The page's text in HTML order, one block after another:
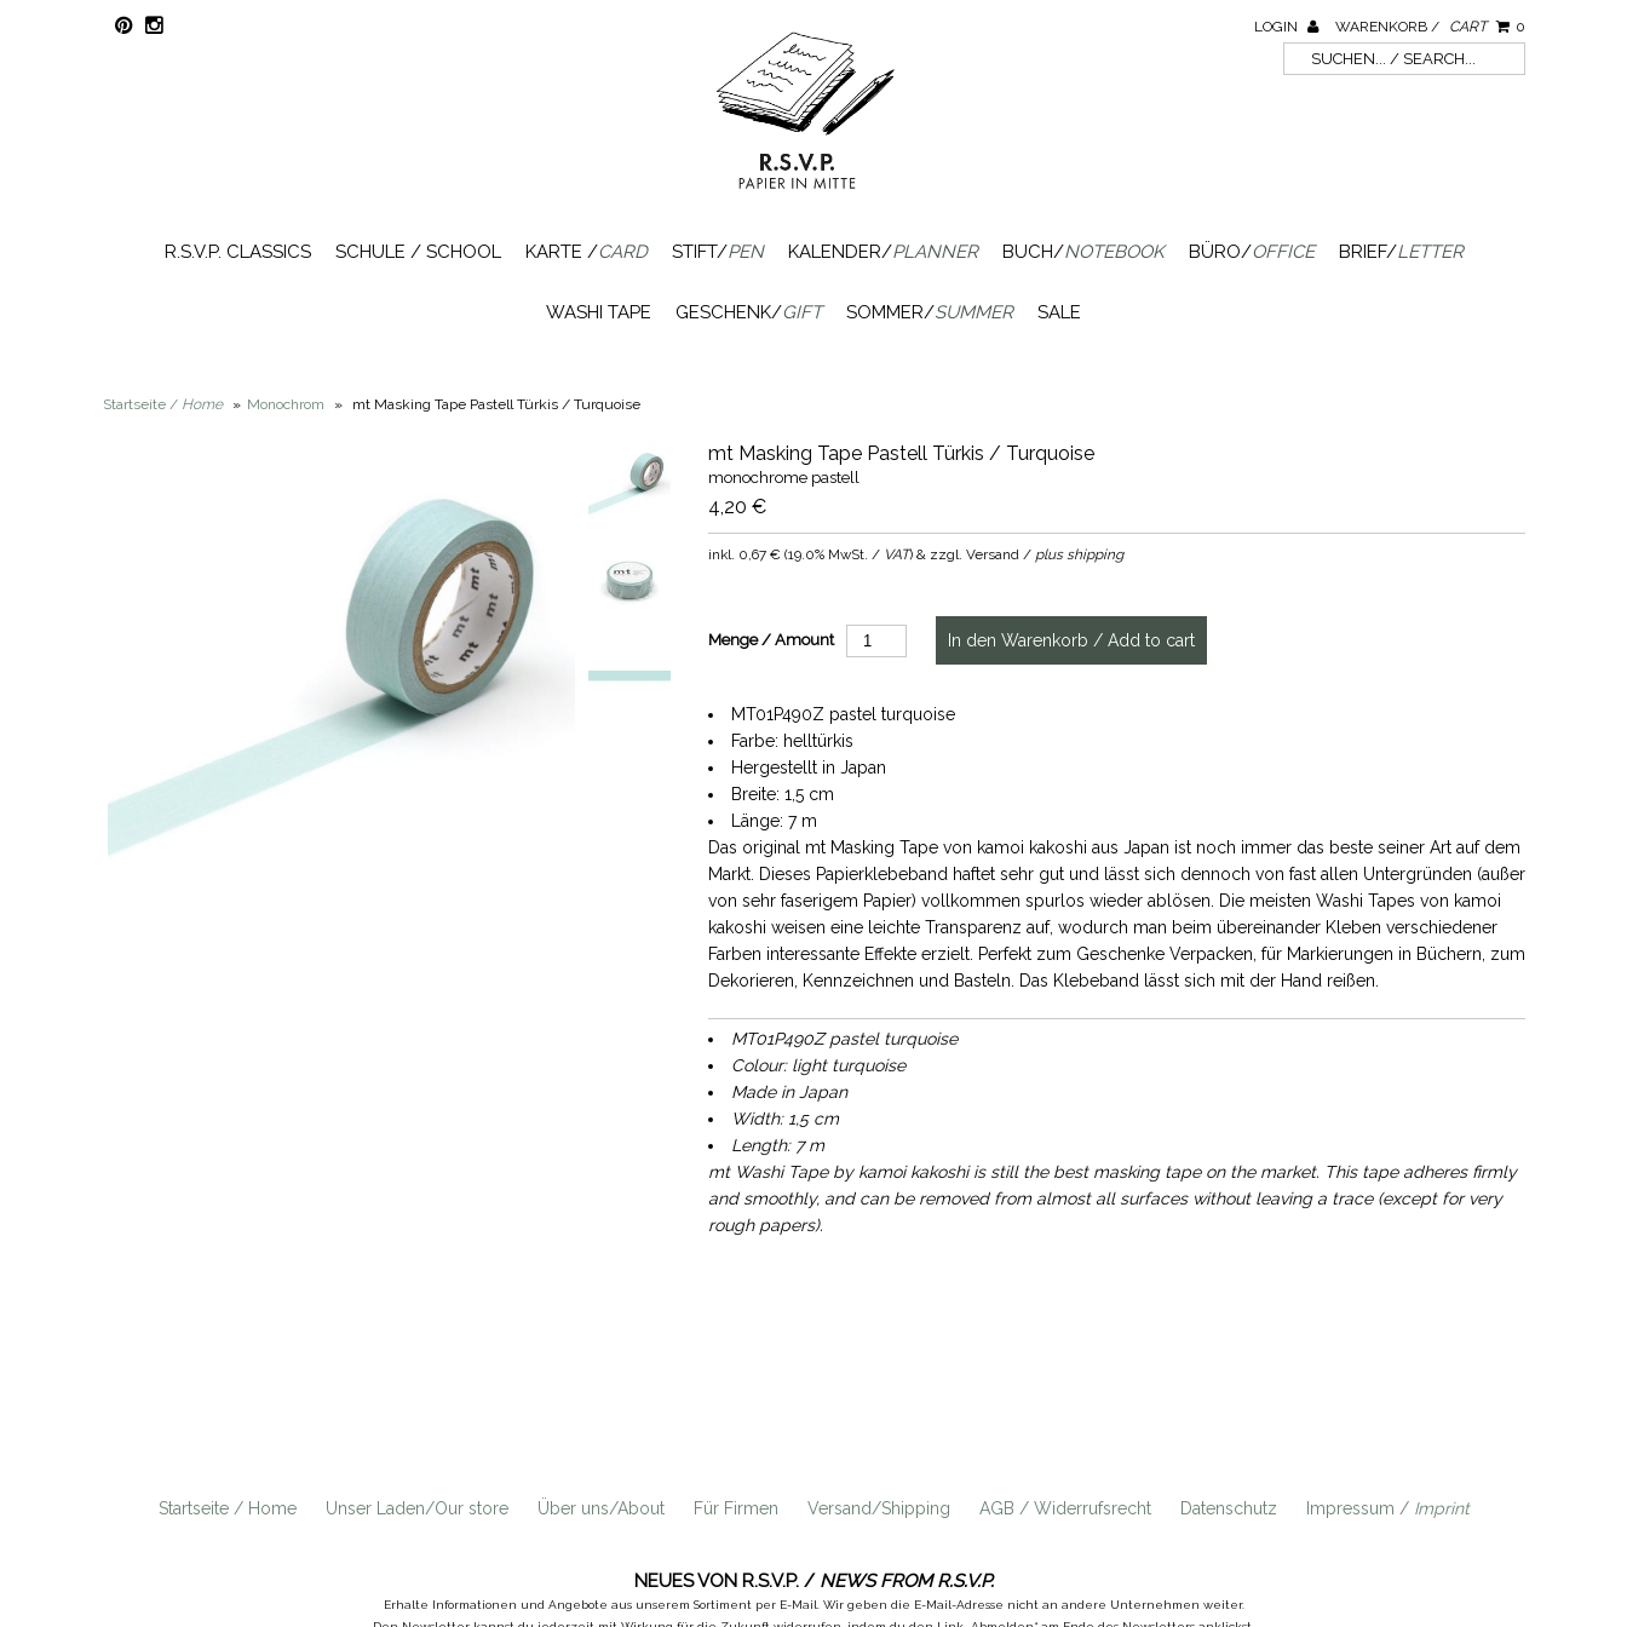
LOGIN WARENKORB / CART 0
R.S.V.P. CLASSICS SCHULE / SCHOOL KARTE /CARD STIFT/PEN KALENDER/PLANNER BUCH/NOTEBOOK BÜRO/OFFICE BRIEF/LETTER
WASHI TAPE GESCHENK/GIFT SOMMER/SUMMER SALE
Startseite / Home » Monochrom » mt Masking Tape Pastell Türkis / Turquoise
mt Masking Tape Pastell Türkis / Turquoise
monochrome pastell
4,20 €
inkl. 0,67 € (19.0% MwSt. / VAT) & zzgl. Versand / plus shipping
Menge / Amount
MT01P490Z pastel turquoise
Farbe: helltürkis
Hergestellt in Japan
Breite: 1,5 cm
Länge: 7 m
Das original mt Masking Tape von kamoi kakoshi aus Japan ist noch immer das beste seiner Art auf dem
Markt. Dieses Papierklebeband haftet sehr gut und lässt sich dennoch von fast allen Untergründen (außer
von sehr faserigem Papier) vollkommen spurlos wieder ablösen. Die meisten Washi Tapes von kamoi
kakoshi weisen eine leichte Transparenz auf, wodurch man beim übereinander Kleben verschiedener
Farben interessante Effekte erzielt. Perfekt zum Geschenke Verpacken, für Markierungen in Büchern, zum
Dekorieren, Kennzeichnen und Basteln. Das Klebeband lässt sich mit der Hand reißen.
MT01P490Z pastel turquoise
Colour: light turquoise
Made in Japan
Width: 1,5 cm
Length: 7 m
mt Washi Tape by kamoi kakoshi is still the best masking tape on the market. This tape adheres firmly
and smoothly, and can be removed from almost all surfaces without leaving a trace (except for very
rough papers).
Startseite / Home Unser Laden/Our store Über uns/About Für Firmen Versand/Shipping AGB / Widerrufsrecht Datenschutz Impressum / Imprint
NEUES VON R.S.V.P. / NEWS FROM R.S.V.P.
Erhalte Informationen und Angebote aus unserem Sortiment per E-Mail. Wir geben die E-Mail-Adresse nicht an andere Unternehmen weiter.